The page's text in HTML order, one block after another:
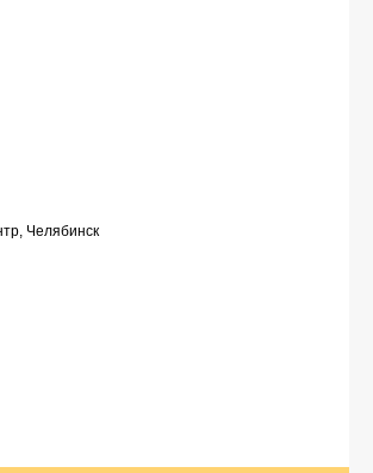
Челябинск